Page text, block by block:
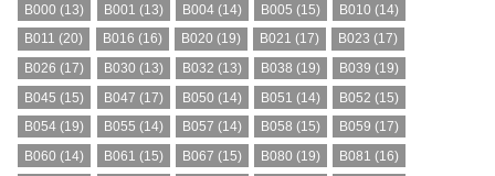
B000 (13) B001 (13) B004(14) B005 (15) B010 (14)
B011 (20) B016 (16) B020 (19) B021 (17) B023 (17)
B026 (17) B030 (13) B032 (13) B038 (19) B039 (19)
B045 (15) B047 (17) B050 (14) B051 (14) B052 (15)
B054 (19) B055 (14) B057 (14) B058 (15) B059 (17)
B060 (14) B061 (15) B067 (15) B080 (19) B081 (16)